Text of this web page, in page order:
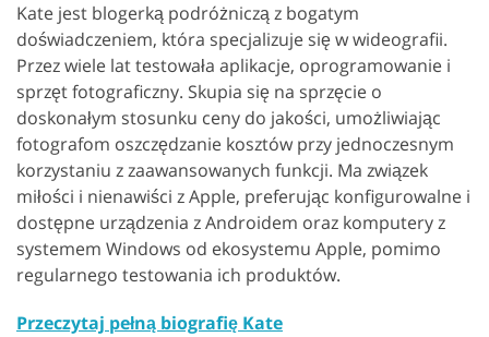
Kate jest blogerką podróżniczą z bogatym
doświadczeniem, która specjalizuje się w wideografii.
Przez wiele lat testowała aplikacje, oprogramowanie i
sprzęt fotograficzny. Skupia się na sprzęcie o
doskonałym stosunku ceny do jakości, umożliwiając
fotografom oszczędzanie kosztów przy jednoczesnym
korzystaniu z zaawansowanych funkcji. Ma związek
miłości i nienawiści z Apple, preferując konfigurowalne i
dostępne urządzenia z Androidem oraz komputery z
systemem Windows od ekosystemu Apple, pomimo
regularnego testowania ich produktów.
Przeczytaj pełną biografię Kate